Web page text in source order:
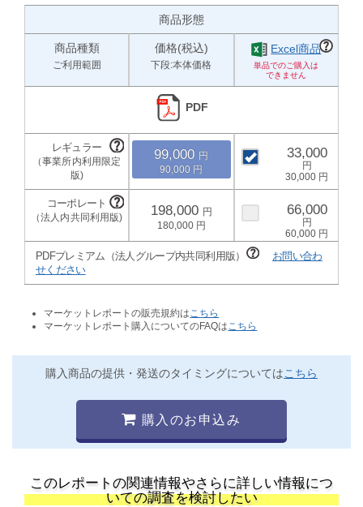
商品形態
商品種類
ご利用範囲
価格(税込)
下段:本体価格
Excel商品
PDF
99,000
90,000
33,000
30,000
198,000
180,000
66,000
60,000
PDFプレミアム（法人グループ内共同利用版）
お問い合わ
せください
マーケットレポートの販売規約は こちら
マーケットレポート購入についてのFAQは こちら
購入商品の提供・発送のタイミングについてはこちら
購入のお申込み
このレポートの関連情報やさらに詳しい情報につ
いての調査を検討したい